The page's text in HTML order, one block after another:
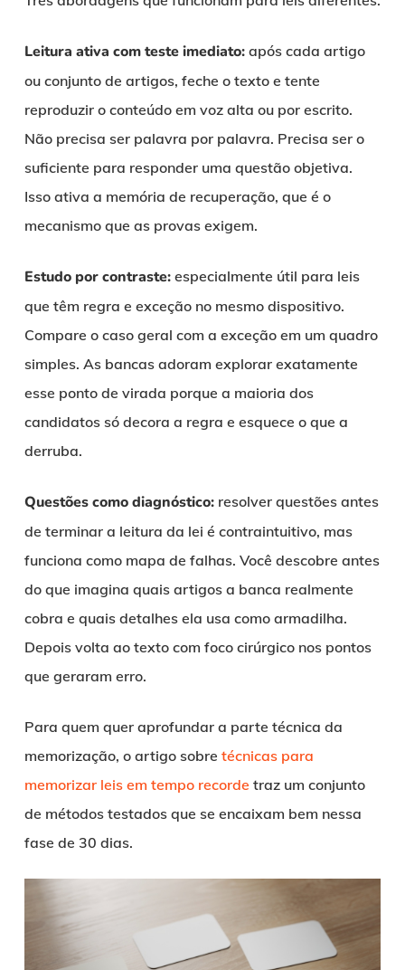
Leitura ativa com teste imediato:após cada artigo
ou conjunto de artigos, feche o texto e tente
reproduzir o conteúdo em voz alta ou por escrito.
Não precisa ser palavra por palavra. Precisa ser o
suficiente para responder uma questão objetiva.
Isso ativa a memória de recuperação, que é o
mecanismo que as provas exigem.
Estudo por contraste:especialmente útil para leis
que têm regra e exceção no mesmo dispositivo.
Compare o caso geral com a exceção em um quadro
simples. As bancas adoram explorar exatamente
esse ponto de virada porque a maioria dos
candidatos só decora a regra e esquece o que a
derruba.
Questões como diagnóstico:resolver questões antes
de terminar a leitura da lei é contraintuitivo, mas
funciona como mapa de falhas. Você descobre antes
do que imagina quais artigos a banca realmente
cobra e quais detalhes ela usa como armadilha.
Depois volta ao texto com foco cirúrgico nos pontos
que geraram erro.
Para quem quer aprofundar a parte técnica da
memorização, o artigo sobre técnicas para
memorizar leis em tempo recorde traz um conjunto
de métodos testados que se encaixam bem nessa
fase de 30 dias.